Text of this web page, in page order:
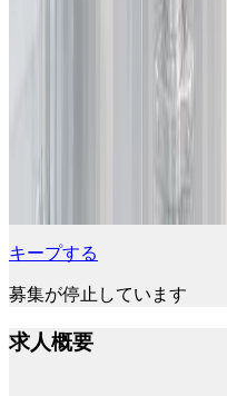
キープする
募集が停止しています
求人概要